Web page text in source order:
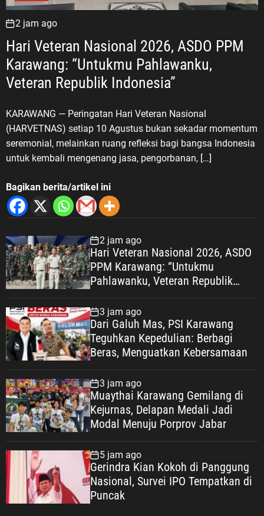
2 jam ago
Hari Veteran Nasional 2026, ASDO PPM
Karawang: “Untukmu Pahlawanku,
Veteran Republik Indonesia”
KARAWANG — Peringatan Hari Veteran Nasional
(HARVETNAS) setiap 10 Agustus bukan sekadar momentum
seremonial, melainkan ruang refleksi bagi bangsa Indonesia
untuk kembali mengenang jasa, pengorbanan, […]
Bagikan berita/artikel ini
2 jam ago
Hari Veteran Nasional 2026, ASDO
PPM Karawang: “Untukmu
Pahlawanku, Veteran Republik
Peringatan Hari Veteran Nasional
(HARVETNAS) setiap 10 Agustus
bukan sekadar momentum
seremonial, melainkan ruang
untuk kembali mengenang jasa,
pengorbanan, dan pengabdian para
Veteran Republik Indonesia yang
telah berjuang merebut,
mempertahankan, serta menjaga
kedaulatan Negara Kesatuan
Republik Indonesia. Pesan tersebut
disampaikan ASDO, Sekretaris PC
Pemuda Panca Marga (PPM)
Karawang, bertepatan dengan Hari
3 jam ago
Dari Galuh Mas, PSI Karawang
Teguhkan Kepedulian: Berbagi
Beras, Menguatkan Kebersamaan
3 jam ago
Muaythai Karawang Gemilang di
Kejurnas, Delapan Medali Jadi
Modal Menuju Porprov Jabar
5 jam ago
Gerindra Kian Kokoh di Panggung
Nasional, Survei IPO Tempatkan di
Puncak